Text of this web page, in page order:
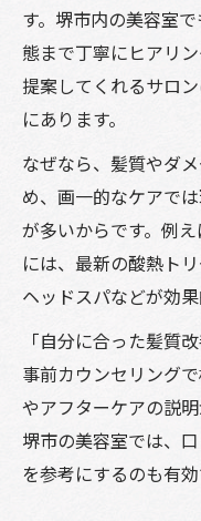
高級感あふ
ア体験
美容室スタ
ポイント
メンズも
容室とは
くせ毛ケアも安
くせ毛対応
カットが上
消
髪質改善が
談
美容室スタ
ア法
す。堺市内の美容室
態まで丁寧にヒアリ
提案してくれるサロ
にあります。
なぜなら、髪質やダ
め、画一的なケアで
が多いからです。例
には、最新の酸熱ト
ヘッドスパなどが効果
「自分に合った髪質
事前カウンセリング
やアフターケアの説
堺市の美容室では、
を参考にするのも有効